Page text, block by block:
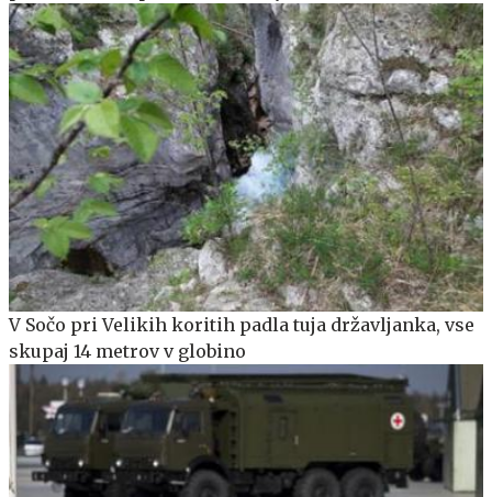
V Sočo pri Velikih koritih padla tuja državljanka, vse
skupaj 14 metrov v globino